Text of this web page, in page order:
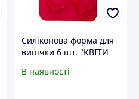
Силіконова форма для
випічки 6 шт. "КВІТИ
Червона
В наявності